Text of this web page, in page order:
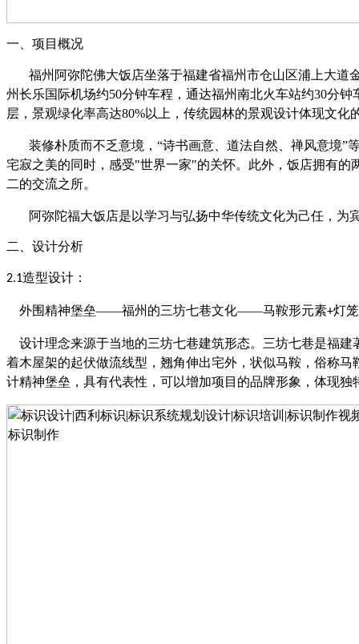
一、 项目概况
福州阿弥陀佛大饭店坐落于福建省福州市仓山区浦上大
州长乐国际机场约50分钟车程，通达福州南北火车站约30分
层，景观绿化率高达80%以上，传统园林的景观设计体现文
装修朴质而不乏意境， “诗书画意、道法自然、禅风意境”
宅寂之美的同时，感受"世界一家"的关怀。此外，饭店拥有
二的交流之所。
阿弥陀福大饭店是以学习与弘扬中华传统文化为己任，
二、 设计分析
2.1造型设计：
外围精神堡垒——福州的三坊七巷文化——马鞍形元素+灯
设计理念来源于当地的三坊七巷建筑形态。三坊七巷是福建
着木屋架的起伏做流线型，翘角伸出宅外，状似马鞍，俗称马
计精神堡垒，具有代表性，可以增加项目的品牌形象，体现独